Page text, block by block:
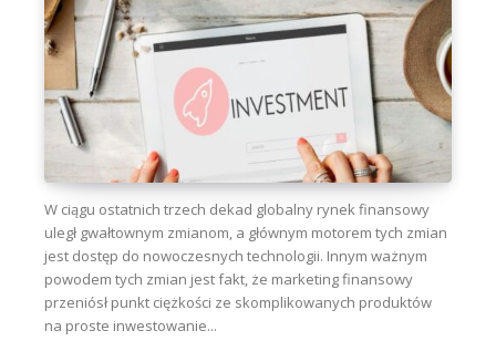
W ciągu ostatnich trzech dekad globalny rynek finansowy
uległ gwałtownym zmianom, a głównym motorem tych zmian
jest dostęp do nowoczesnych technologii. Innym ważnym
powodem tych zmian jest fakt, że marketing finansowy
przeniósł punkt ciężkości ze skomplikowanych produktów
na proste inwestowanie...